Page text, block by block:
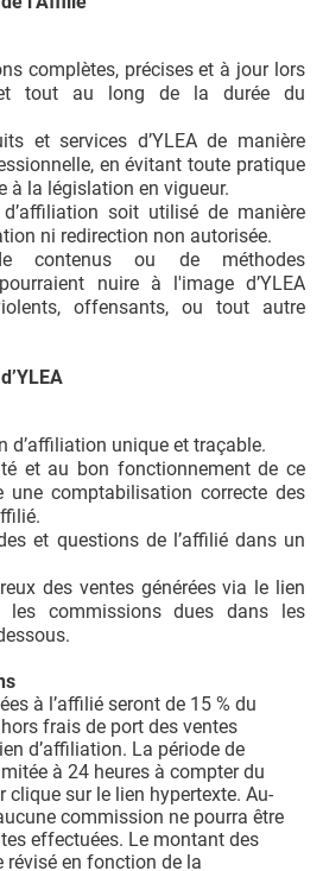
complètes, précises et à jour lors
tout au long de la durée du
et services d’YLEA de manière
en évitant toute pratique
à la législation en vigueur.
soit utilisé de manière
ni redirection non autorisée.
contenus ou de méthodes
nuire à l'image d’YLEA
offensants, ou tout autre
d’affiliation unique et traçable.
et au bon fonctionnement de ce
une comptabilisation correcte des
et questions de l’affilié dans un
des ventes générées via le lien
les commissions dues dans les
à l’affilié seront de 15 % du
frais de port des ventes
d’affiliation. La période de
à 24 heures à compter du
clique sur le lien hypertexte. Au-
commission ne pourra être
effectuées. Le montant des
en fonction de la